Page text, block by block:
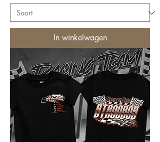
In winkelwagen